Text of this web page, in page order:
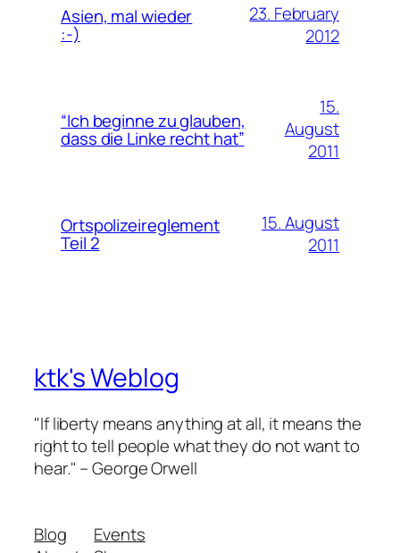
Asien, mal wieder
:-)
23. February
2012
“Ich beginne zu glauben,
dass die Linke recht hat”
15.
August
2011
Ortspolizeireglement
Teil 2
15. August
2011
ktk's Weblog
"If liberty means anything at all, it means the
right to tell people what they do not want to
hear." – George Orwell
Blog
Events